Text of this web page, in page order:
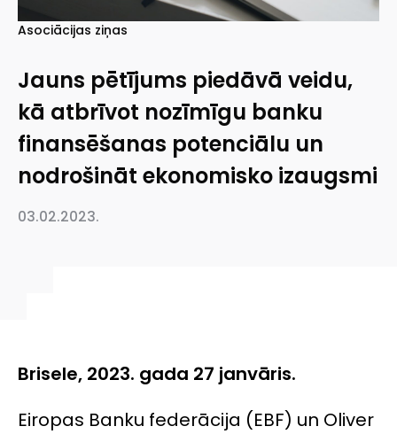
Asociācijas ziņas
Jauns pētījums piedāvā veidu,
kā atbrīvot nozīmīgu banku
finansēšanas potenciālu un
nodrošināt ekonomisko izaugsmi
03.02.2023.
Brisele, 2023. gada 27 janvāris.
Eiropas Banku federācija (EBF) un Oliver